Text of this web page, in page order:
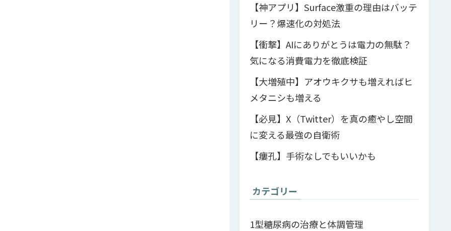
【神アプリ】Surface激重の理由はバッテ
リー？爆速化の対処法
【衝撃】AIにありがとうは電力の無駄？
気になる消費電力を徹底検証
【大増殖中】アオウキクサも増えればヒ
メタニシも増える
【必見】X（Twitter）を真の癒やし空間
に変える最強の自衛術
【瘻孔】手術なしでもいいかも
カテゴリー
1型糖尿病の治療と体調管理